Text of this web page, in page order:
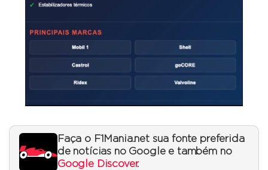
Faça o F1Mania.net sua fonte preferida
de notícias no Google e também no
Google Discover.